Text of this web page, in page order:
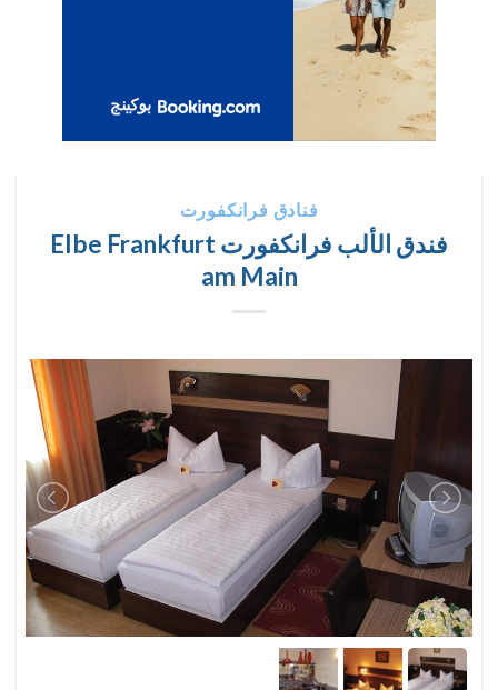
فنادق فرانكفورت
فندق الألب فرانكفورت Elbe Frankfurt
am Main